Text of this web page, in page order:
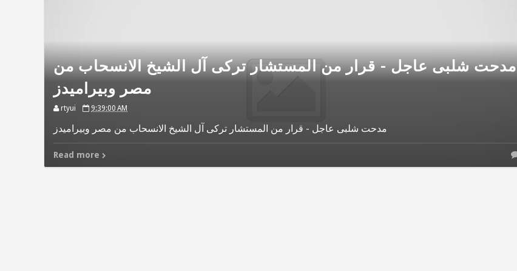
مدحت شلبى عاجل - قرار من المستشار تركى آل الشيخ الانسحاب من
مصر وبيراميدز
rtyui 9:39:00 AM
مدحت شلبى عاجل - قرار من المستشار تركى آل الشيخ الانسحاب من مصر وبيراميدز
Read more